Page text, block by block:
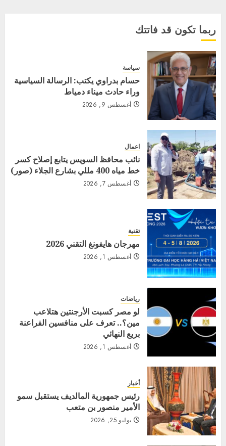
ربما تكون قد فاتتك
سياسة
حسام بدراوي يكتب: الرسالة السياسية
وراء حادث ميناء دمياط
أغسطس 9, 2026
اعمال
نائب محافظ السويس يتابع إصلاح كسر
خط مياه 400 مللي بشارع الجلاء (صور)
أغسطس 7, 2026
تقنية
مهرجان هايفونغ التقني 2026
أغسطس 1, 2026
رياضات
لو مصر كسبت الأرجنتين هتلاعب
مين؟.. تعرف على منافسين الفراعنة
بربع النهائي
أغسطس 1, 2026
أخبار
رئيس جمهورية المالديف يستقبل سمو
الأمير منصور بن متعب
يوليو 25, 2026